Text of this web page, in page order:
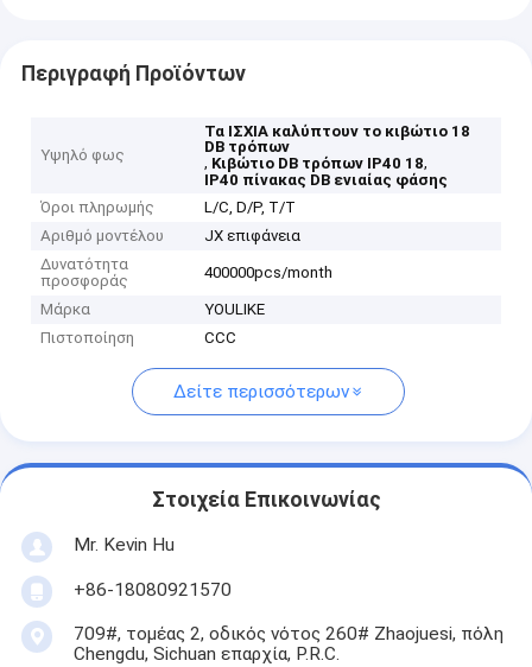
Περιγραφή Προϊόντων
Υψηλό φως
Τα ΙΣΧΙΑ καλύπτουν το κιβώτιο 18
DB τρόπων
, Κιβώτιο DB τρόπων IP40 18,
IP40 πίνακας DB ενιαίας φάσης
Όροι πληρωμής
L/C, D/P, T/T
Αριθμό μοντέλου
JX επιφάνεια
Δυνατότητα
προσφοράς
400000pcs/month
Μάρκα
YOULIKE
Πιστοποίηση
CCC
Δείτε περισσότερων
Στοιχεία Επικοινωνίας
Mr. Kevin Hu
+86-18080921570
709#, τομέας 2, οδικός νότος 260# Zhaojuesi, πόλη
Chengdu, Sichuan επαρχία, P.R.C.